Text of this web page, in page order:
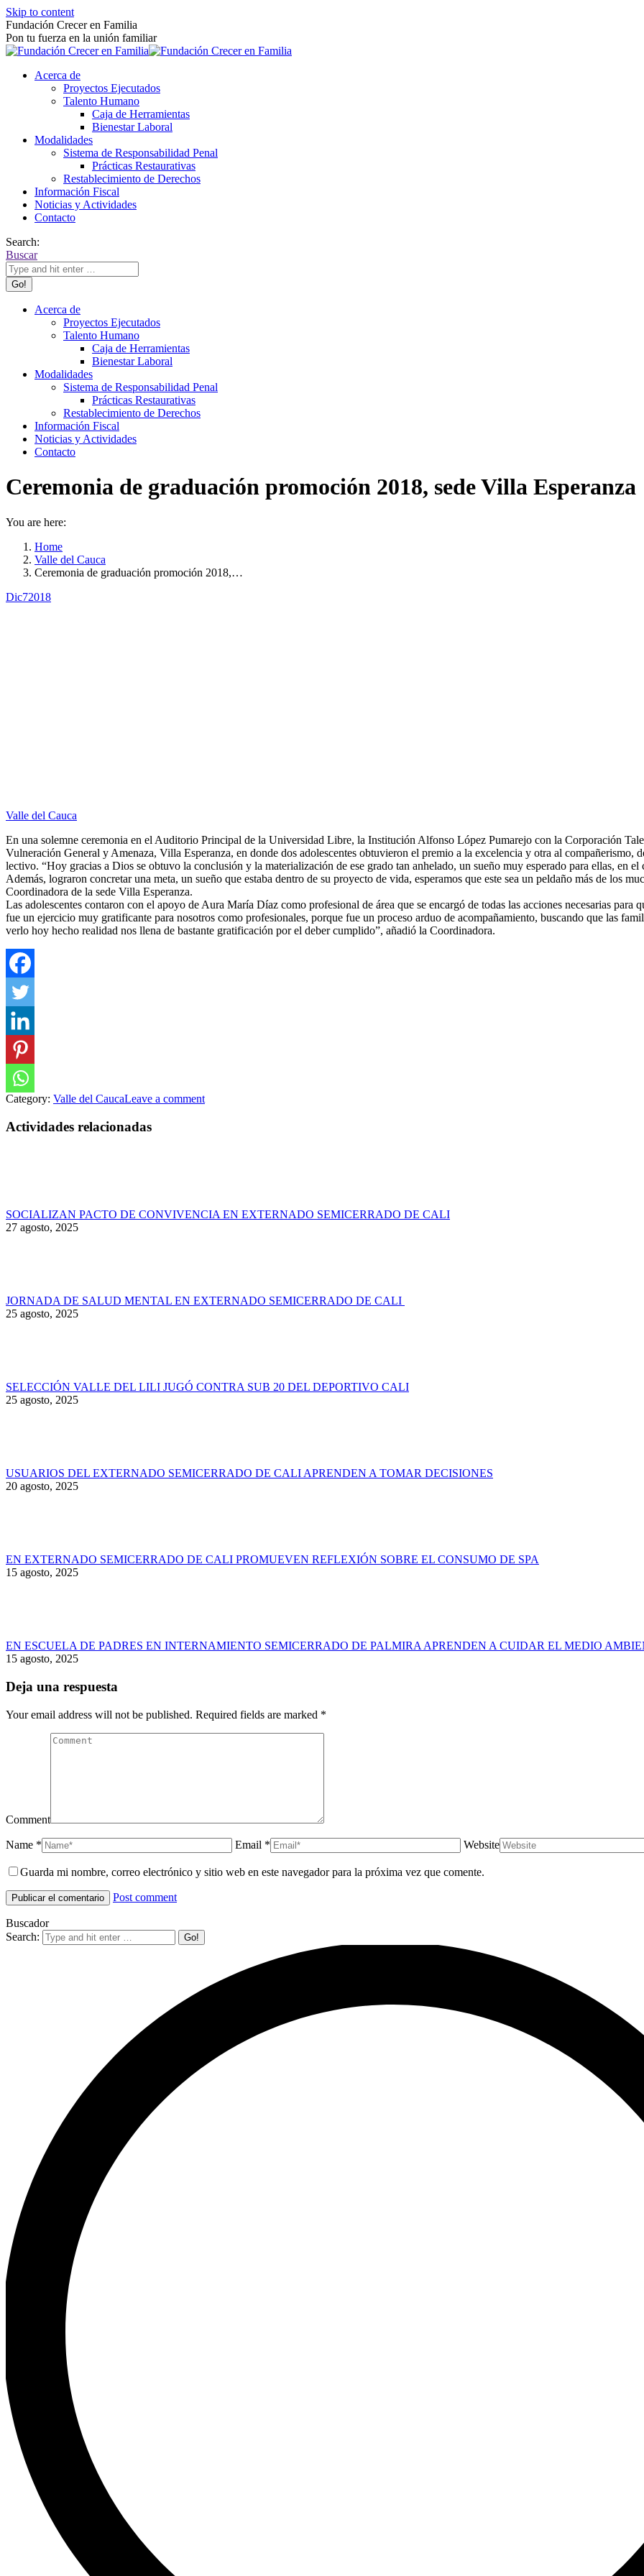
Skip to content
Fundación Crecer en Familia
Pon tu fuerza en la unión familiar
Acerca de
Proyectos Ejecutados
Talento Humano
Caja de Herramientas
Bienestar Laboral
Modalidades
Sistema de Responsabilidad Penal
Prácticas Restaurativas
Restablecimiento de Derechos
Información Fiscal
Noticias y Actividades
Contacto
Search:
Buscar
Acerca de
Proyectos Ejecutados
Talento Humano
Caja de Herramientas
Bienestar Laboral
Modalidades
Sistema de Responsabilidad Penal
Prácticas Restaurativas
Restablecimiento de Derechos
Información Fiscal
Noticias y Actividades
Contacto
Ceremonia de graduación promoción 2018, sede Villa Esperanza
You are here:
Home
Valle del Cauca
Ceremonia de graduación promoción 2018,…
Dic72018
Valle del Cauca
En una solemne ceremonia en el Auditorio Principal de la Universidad Libre, la Institución Alfonso López Pumarejo con la Corporación
Vulneración General y Amenaza, Villa Esperanza, en donde dos adolescentes obtuvieron el premio a la excelencia y otra al compañerismo,
lectivo. “Hoy gracias a Dios se obtuvo la conclusión y la materialización de ese grado tan anhelado, un sueño muy esperado para ellas, en
Además, lograron concretar una meta, un sueño que estaba dentro de su proyecto de vida, esperamos que este sea un peldaño más de los
Coordinadora de la sede Villa Esperanza.
Las adolescentes contaron con el apoyo de Aura María Díaz como profesional de área que se encargó de todas las acciones necesarias para
fue un ejercicio muy gratificante para nosotros como profesionales, porque fue un proceso arduo de acompañamiento, buscando que las
verlo hoy hecho realidad nos llena de bastante gratificación por el deber cumplido”, añadió la Coordinadora.
Category: Valle del CaucaLeave a comment
Actividades relacionadas
SOCIALIZAN PACTO DE CONVIVENCIA EN EXTERNADO SEMICERRADO DE CALI
27 agosto, 2025
JORNADA DE SALUD MENTAL EN EXTERNADO SEMICERRADO DE CALI
25 agosto, 2025
SELECCIÓN VALLE DEL LILI JUGÓ CONTRA SUB 20 DEL DEPORTIVO CALI
25 agosto, 2025
USUARIOS DEL EXTERNADO SEMICERRADO DE CALI APRENDEN A TOMAR DECISIONES
20 agosto, 2025
EN EXTERNADO SEMICERRADO DE CALI PROMUEVEN REFLEXIÓN SOBRE EL CONSUMO DE SPA
15 agosto, 2025
EN ESCUELA DE PADRES EN INTERNAMIENTO SEMICERRADO DE PALMIRA APRENDEN A CUIDAR EL MEDIO
15 agosto, 2025
Deja una respuesta
Your email address will not be published. Required fields are marked *
Comment
Name * Email * Website
Guarda mi nombre, correo electrónico y sitio web en este navegador para la próxima vez que comente.
Post comment
Buscador
Search: